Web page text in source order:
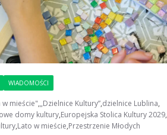
WIADOMOŚCI
w mieście",„Dzielnice Kultury”,dzielnice Lublina,
domy kultury,Europejska Stolica Kultury 2029,
,Lato w mieście,Przestrzenie Młodych